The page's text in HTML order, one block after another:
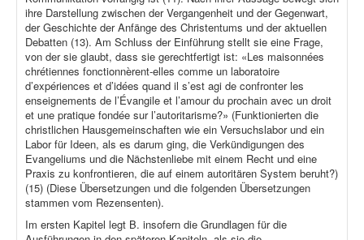
ihre Darstellung zwischen der Vergangenheit und der Gegenwart,
der Geschichte der Anfänge des Christentums und der aktuellen
Debatten (13). Am Schluss der Einführung stellt sie eine Frage,
von der sie glaubt, dass sie gerechtfertigt ist: «Les maisonnées
chrétiennes fonctionnèrent-elles comme un laboratoire
d’expériences et d’idées quand il s’est agi de confronter les
enseignements de l’Évangile et l’amour du prochain avec un droit
et une pratique fondée sur l’autoritarisme?» (Funktionierten die
christlichen Hausgemeinschaften wie ein Versuchslabor und ein
Labor für Ideen, als es darum ging, die Verkündigungen des
Evangeliums und die Nächstenliebe mit einem Recht und eine
Praxis zu konfrontieren, die auf einem autoritären System beruht?)
(15) (Diese Übersetzungen und die folgenden Übersetzungen
stammen vom Rezensenten).
Im ersten Kapitel legt B. insofern die Grundlagen für die